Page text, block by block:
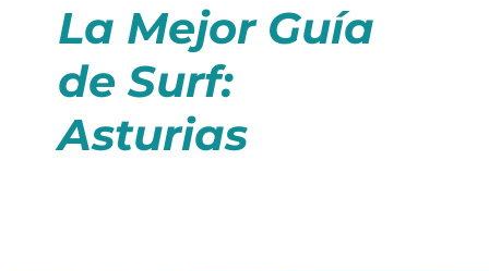
La Mejor Guía
de Surf:
Asturias